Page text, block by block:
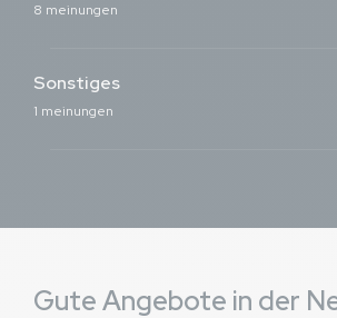
8 meinungen
Sonstiges
1 meinungen
Gute Angebote in der